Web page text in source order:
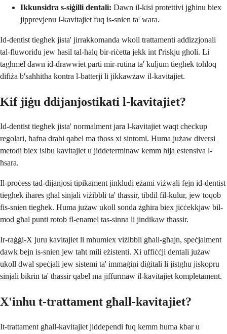
Ikkunsidra s-siġilli dentali: Dawn il-kisi protettivi jgħinu biex
jipprevjenu l-kavitajiet fuq is-snien ta' wara.
Id-dentist tiegħek jista' jirrakkomanda wkoll trattamenti addizzjonali
tal-fluworidu jew ħasil tal-ħalq bir-riċetta jekk int f'riskju għoli. Li
tagħmel dawn id-drawwiet parti mir-rutina ta' kuljum tiegħek toħloq
difiża b'saħħitha kontra l-batterji li jikkawżaw il-kavitajiet.
Kif jiġu ddijanjostikati l-kavitajiet?
Id-dentist tiegħek jista' normalment jara l-kavitajiet waqt checkup
regolari, ħafna drabi qabel ma tħoss xi sintomi. Huma jużaw diversi
metodi biex isibu kavitajiet u jiddeterminaw kemm hija estensiva l-
ħsara.
Il-proċess tad-dijanjosi tipikament jinkludi eżami viżwali fejn id-dentist
tiegħek iħares għal sinjali viżibbli ta' tħassir, tibdil fil-kulur, jew toqob
fis-snien tiegħek. Huma jużaw ukoll sonda żgħira biex jiċċekkjaw bil-
mod għal punti rotob fl-enamel tas-sinna li jindikaw tħassir.
Ir-raġġi-X juru kavitajiet li mhumiex viżibbli għall-għajn, speċjalment
dawk bejn is-snien jew taħt mili eżistenti. Xi uffiċċji dentali jużaw
ukoll dwal speċjali jew sistemi ta' immaġini diġitali li jistgħu jiskopru
sinjali bikrin ta' tħassir qabel ma jiffurmaw il-kavitajiet kompletament.
X'inhu t-trattament għall-kavitajiet?
It-trattament għall-kavitajiet jiddependi fuq kemm huma kbar u